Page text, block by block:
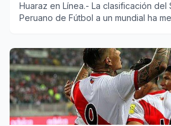
Huaraz en Línea.- La clasificación
Peruano de Fútbol a un mundial ha